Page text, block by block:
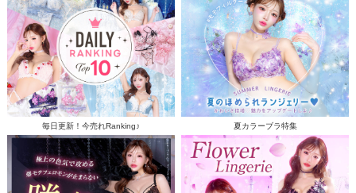
毎日更新！今売れRanking♪ 夏カラーブラ特集